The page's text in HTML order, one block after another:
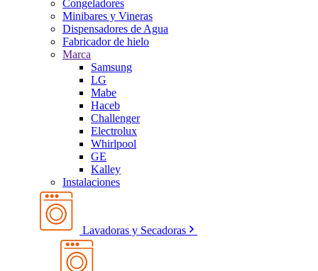
Congeladores
Minibares y Vineras
Dispensadores de Agua
Fabricador de hielo
Marca
Samsung
LG
Mabe
Haceb
Challenger
Electrolux
Whirlpool
GE
Kalley
Instalaciones
Lavadoras y Secadoras